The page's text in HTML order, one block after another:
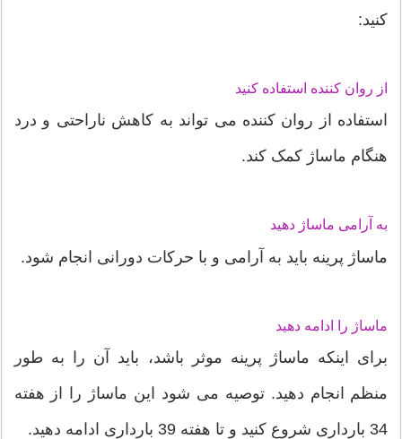
کنید:
از روان کننده استفاده کنید
استفاده از روان کننده می تواند به کاهش ناراحتی و درد
هنگام ماساژ کمک کند.
به آرامی ماساژ دهید
ماساژ پرینه باید به آرامی و با حرکات دورانی انجام شود.
ماساژ را ادامه دهید
برای اینکه ماساژ پرینه موثر باشد، باید آن را به طور
منظم انجام دهید. توصیه می شود این ماساژ را از هفته
34 بارداری شروع کنید و تا هفته 39 بارداری ادامه دهید.